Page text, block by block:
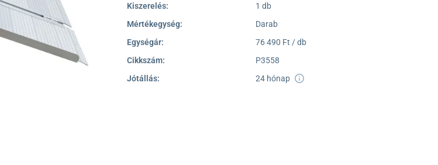
Kiszerelés:
1 db
Mértékegység:
Darab
Egységár:
76 490 Ft / db
Cikkszám:
P3558
Jótállás:
24 hónap